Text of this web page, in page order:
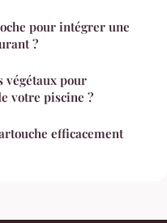
pour intégrer une
?
végétaux pour
votre piscine ?
efficacement